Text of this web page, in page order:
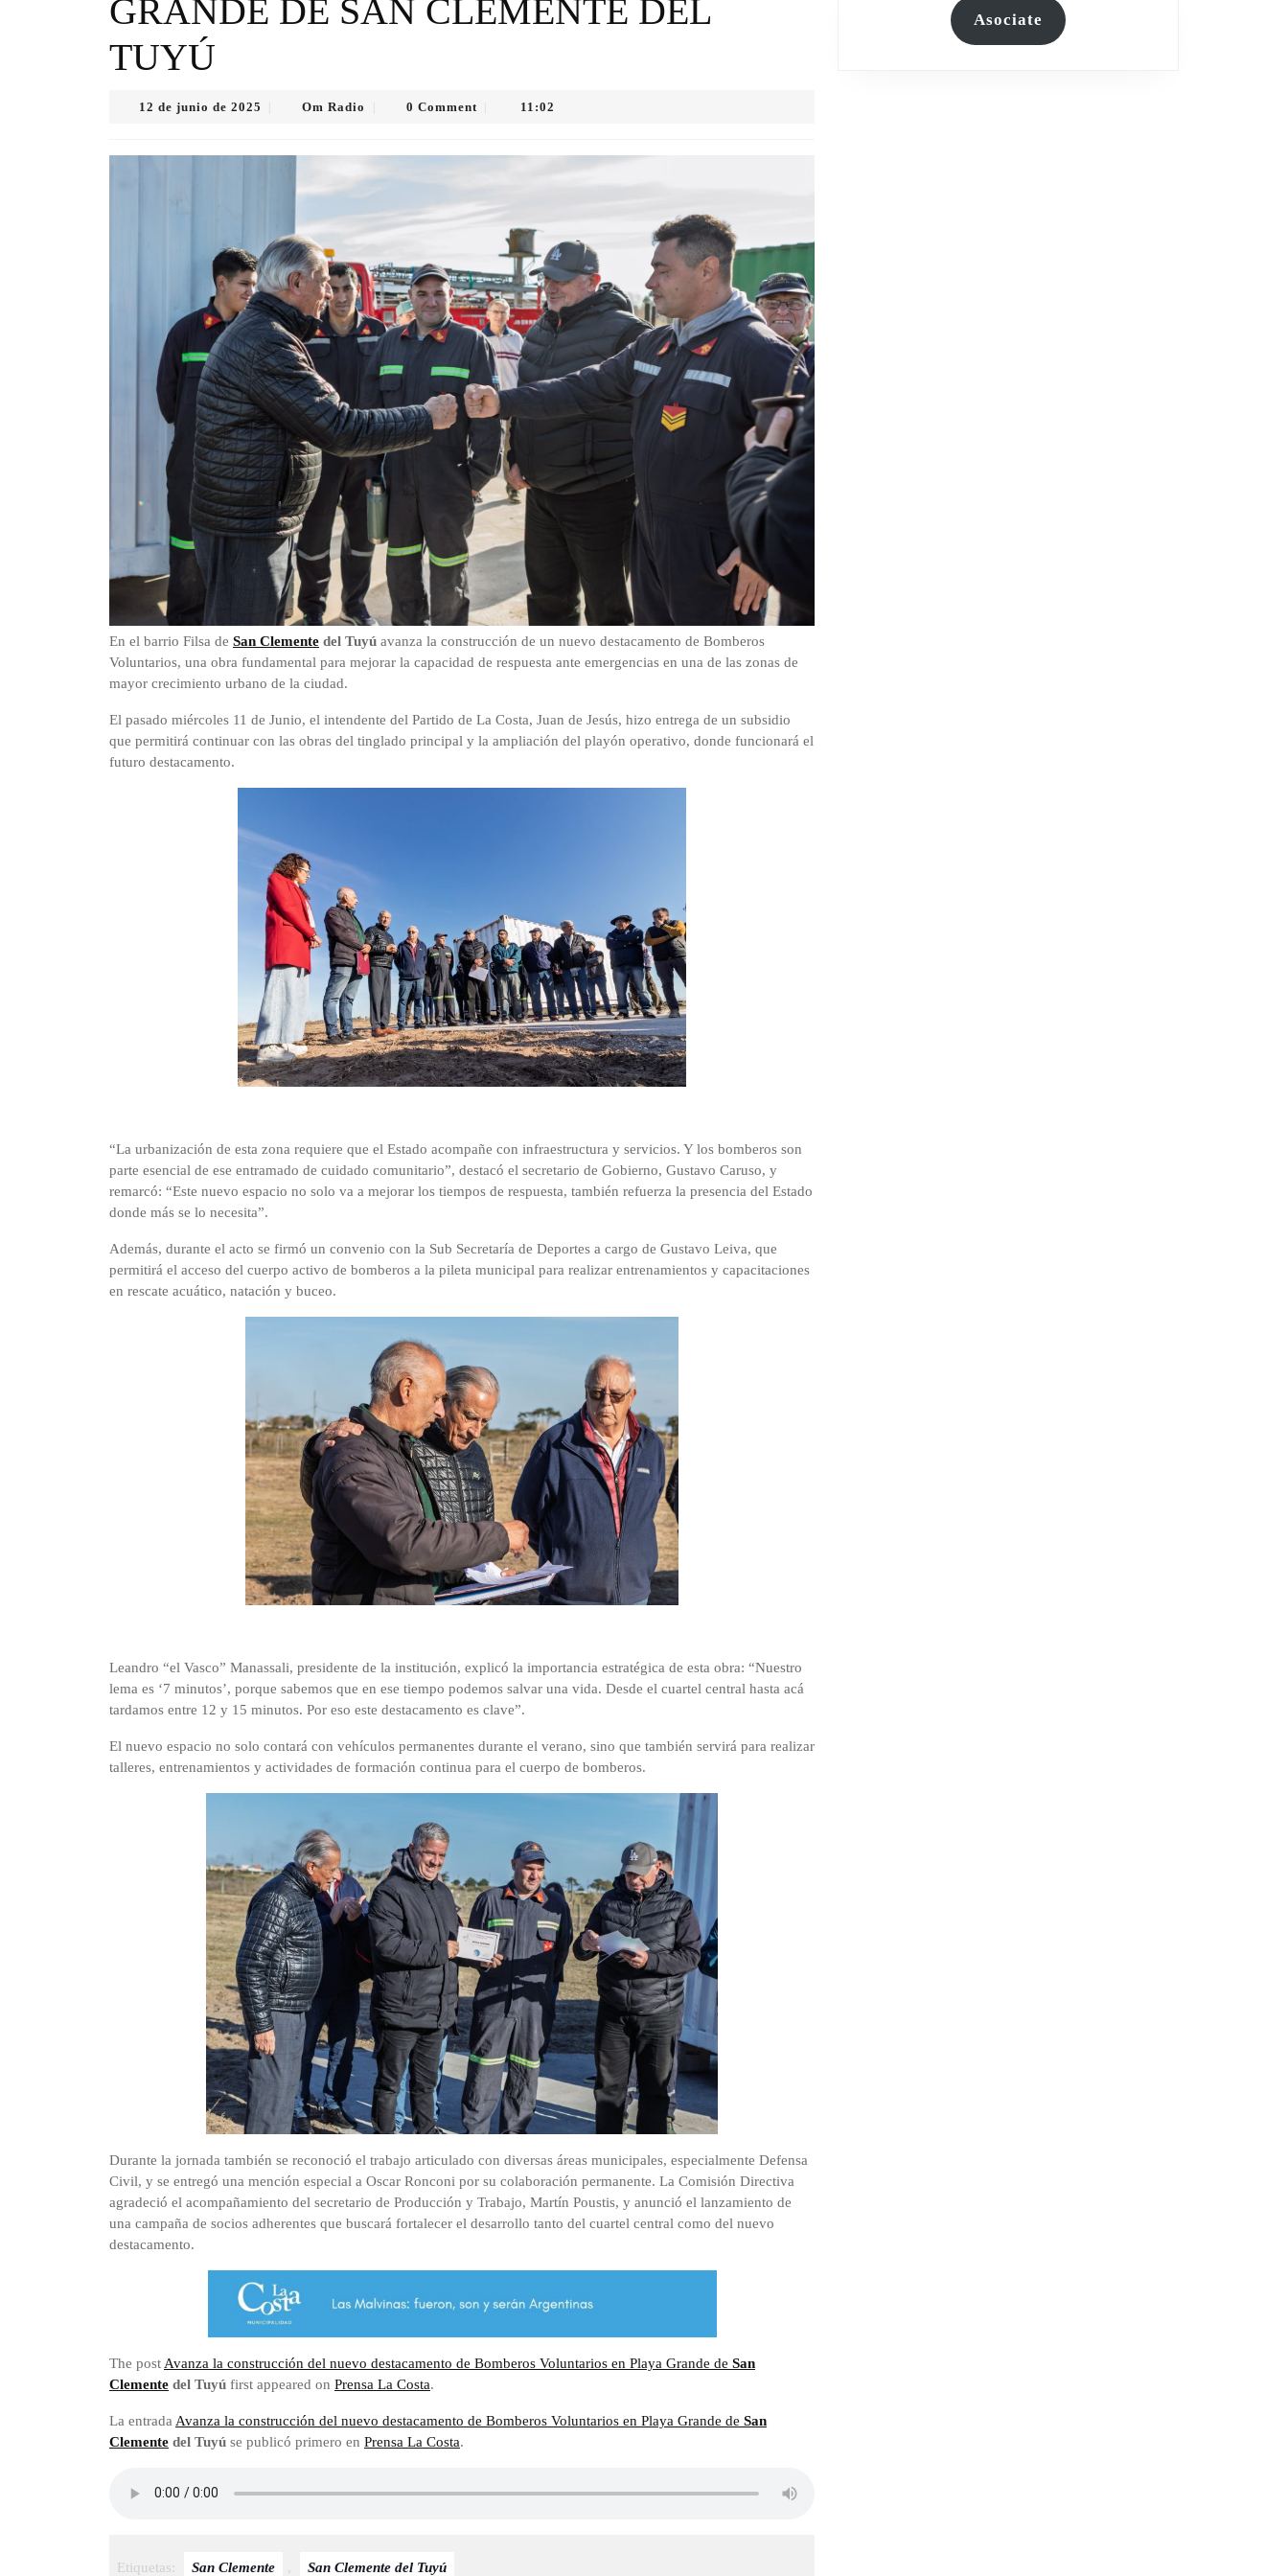
GRANDE DE SAN CLEMENTE DEL
TUYÚ
12 de junio de 2025 Om Radio 0 Comment 11:02
En el barrio Filsa de San Clemente del Tuyú avanza la construcción de un nuevo destacamento de Bomberos
Voluntarios, una obra fundamental para mejorar la capacidad de respuesta ante emergencias en una de las zonas de
mayor crecimiento urbano de la ciudad.
El pasado miércoles 11 de Junio, el intendente del Partido de La Costa, Juan de Jesús, hizo entrega de un subsidio
que permitirá continuar con las obras del tinglado principal y la ampliación del playón operativo, donde funcionará el
futuro destacamento.
“La urbanización de esta zona requiere que el Estado acompañe con infraestructura y servicios. Y los bomberos son
parte esencial de ese entramado de cuidado comunitario”, destacó el secretario de Gobierno, Gustavo Caruso, y
remarcó: “Este nuevo espacio no solo va a mejorar los tiempos de respuesta, también refuerza la presencia del Estado
donde más se lo necesita”.
Además, durante el acto se firmó un convenio con la Sub Secretaría de Deportes a cargo de Gustavo Leiva, que
permitirá el acceso del cuerpo activo de bomberos a la pileta municipal para realizar entrenamientos y capacitaciones
en rescate acuático, natación y buceo.
Leandro “el Vasco” Manassali, presidente de la institución, explicó la importancia estratégica de esta obra: “Nuestro
lema es ‘7 minutos’, porque sabemos que en ese tiempo podemos salvar una vida. Desde el cuartel central hasta acá
tardamos entre 12 y 15 minutos. Por eso este destacamento es clave”.
El nuevo espacio no solo contará con vehículos permanentes durante el verano, sino que también servirá para realizar
talleres, entrenamientos y actividades de formación continua para el cuerpo de bomberos.
Durante la jornada también se reconoció el trabajo articulado con diversas áreas municipales, especialmente Defensa
Civil, y se entregó una mención especial a Oscar Ronconi por su colaboración permanente. La Comisión Directiva
agradeció el acompañamiento del secretario de Producción y Trabajo, Martín Poustis, y anunció el lanzamiento de
una campaña de socios adherentes que buscará fortalecer el desarrollo tanto del cuartel central como del nuevo
destacamento.
The post Avanza la construcción del nuevo destacamento de Bomberos Voluntarios en Playa Grande de San
Clemente del Tuyú first appeared on Prensa La Costa.
La entrada Avanza la construcción del nuevo destacamento de Bomberos Voluntarios en Playa Grande de San
Clemente del Tuyú se publicó primero en Prensa La Costa.
Etiquetas: San Clemente , San Clemente del Tuyú
Asociate